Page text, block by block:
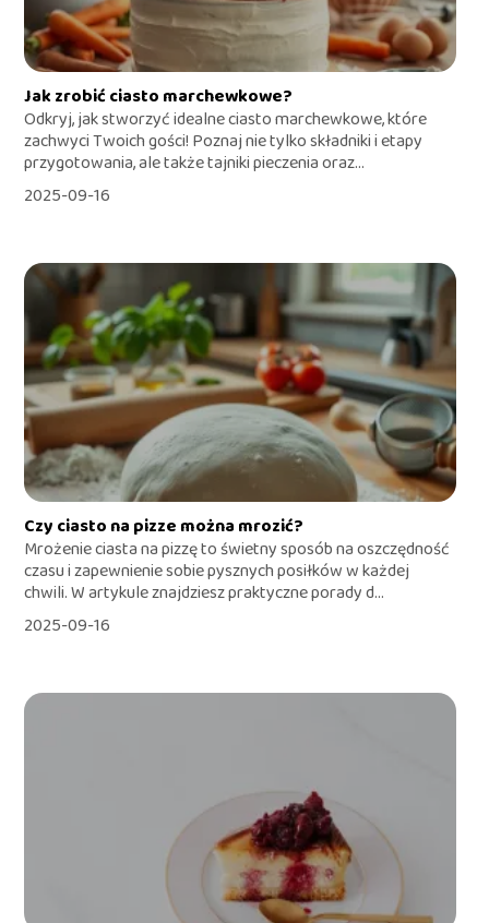
Jak zrobić ciasto marchewkowe?
Odkryj, jak stworzyć idealne ciasto marchewkowe, które
zachwyci Twoich gości! Poznaj nie tylko składniki i etapy
przygotowania, ale także tajniki pieczenia oraz...
2025-09-16
Czy ciasto na pizze można mrozić?
Mrożenie ciasta na pizzę to świetny sposób na oszczędność
czasu i zapewnienie sobie pysznych posiłków w każdej
chwili. W artykule znajdziesz praktyczne porady d...
2025-09-16